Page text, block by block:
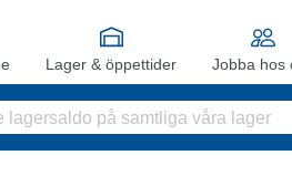
Lager & öppettider Jobba hos